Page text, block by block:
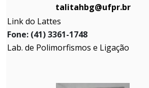
talitahbg@ufpr.br
Link do Lattes
Fone: (41) 3361-1748
Lab. de Polimorfismos e Ligação